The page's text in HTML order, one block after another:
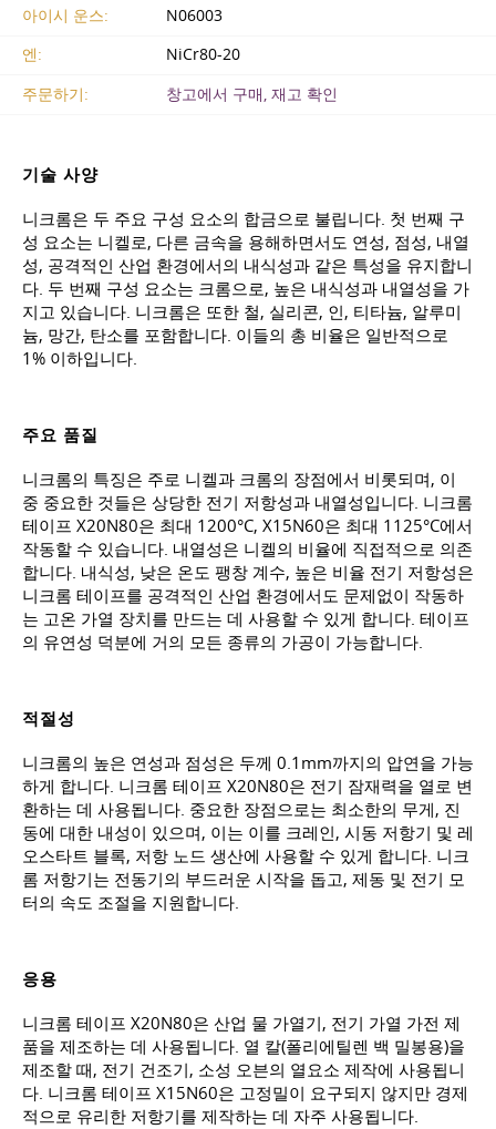
아이시 운스:
N06003
엔:
NiCr80-20
주문하기:
창고에서 구매, 재고 확인
기술 사양
니크롬은 두 주요 구성 요소의 합금으로 불립니다. 첫 번째 구
성 요소는 니켈로, 다른 금속을 용해하면서도 연성, 점성, 내열
성, 공격적인 산업 환경에서의 내식성과 같은 특성을 유지합니
다. 두 번째 구성 요소는 크롬으로, 높은 내식성과 내열성을 가
지고 있습니다. 니크롬은 또한 철, 실리콘, 인, 티타늄, 알루미
늄, 망간, 탄소를 포함합니다. 이들의 총 비율은 일반적으로
1% 이하입니다.
주요 품질
니크롬의 특징은 주로 니켈과 크롬의 장점에서 비롯되며, 이
중 중요한 것들은 상당한 전기 저항성과 내열성입니다. 니크롬
테이프 X20N80은 최대 1200°C, X15N60은 최대 1125°C에서
작동할 수 있습니다. 내열성은 니켈의 비율에 직접적으로 의존
합니다. 내식성, 낮은 온도 팽창 계수, 높은 비율 전기 저항성은
니크롬 테이프를 공격적인 산업 환경에서도 문제없이 작동하
는 고온 가열 장치를 만드는 데 사용할 수 있게 합니다. 테이프
의 유연성 덕분에 거의 모든 종류의 가공이 가능합니다.
적절성
니크롬의 높은 연성과 점성은 두께 0.1mm까지의 압연을 가능
하게 합니다. 니크롬 테이프 X20N80은 전기 잠재력을 열로 변
환하는 데 사용됩니다. 중요한 장점으로는 최소한의 무게, 진
동에 대한 내성이 있으며, 이는 이를 크레인, 시동 저항기 및 레
오스타트 블록, 저항 노드 생산에 사용할 수 있게 합니다. 니크
롬 저항기는 전동기의 부드러운 시작을 돕고, 제동 및 전기 모
터의 속도 조절을 지원합니다.
응용
니크롬 테이프 X20N80은 산업 물 가열기, 전기 가열 가전 제
품을 제조하는 데 사용됩니다. 열 칼(폴리에틸렌 백 밀봉용)을
제조할 때, 전기 건조기, 소성 오븐의 열요소 제작에 사용됩니
다. 니크롬 테이프 X15N60은 고정밀이 요구되지 않지만 경제
적으로 유리한 저항기를 제작하는 데 자주 사용됩니다.